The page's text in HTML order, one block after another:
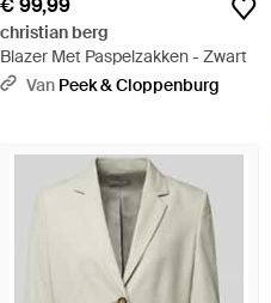
€ 99,99
christian berg
Blazer Met Paspelzakken - Zwart
Van Peek & Cloppenburg